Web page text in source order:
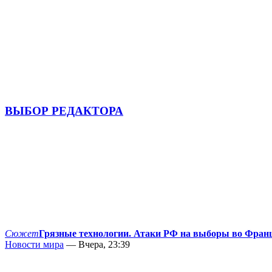
ВЫБОР РЕДАКТОРА
СюжетГрязные технологии. Атаки РФ на выборы во
Новости мира — Вчера, 23:39